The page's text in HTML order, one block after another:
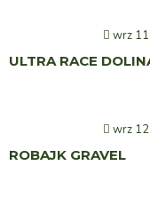
wrz
ULTRA RACE
wrz
ROBAJK GRAVEL